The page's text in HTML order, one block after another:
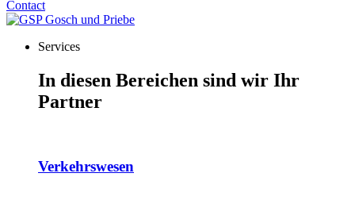
Contact
Services
In diesen Bereichen sind wir Ihr
Partner
Verkehrswesen